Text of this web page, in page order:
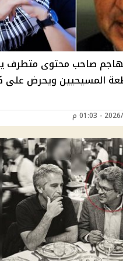
صاحب محتوى متطرف
المسيحيين ويحرض على